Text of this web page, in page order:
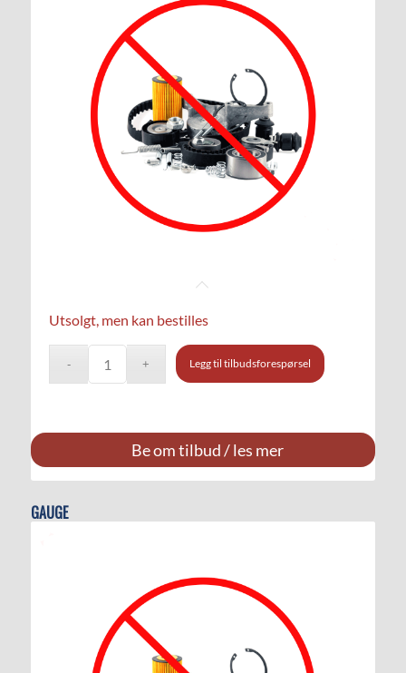
Utsolgt, men kan bestilles
Legg til tilbudsforespørsel
Be om tilbud / les mer
GAUGE